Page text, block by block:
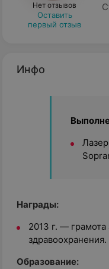
Нет отзывов
Оставить
первый отзыв
Инфо
Награды:
2013 г. —
здравоохранения.
Образование: